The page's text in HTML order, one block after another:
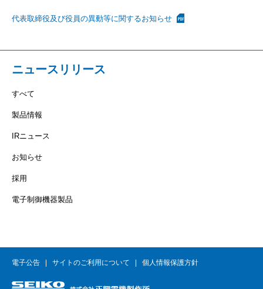
代表取締役及び役員の異動等に関するお知らせ
ニュースリリース
すべて
製品情報
IRニュース
お知らせ
採用
電子制御機器製品
電子公告 サイトのご利用について 個人情報保護方針